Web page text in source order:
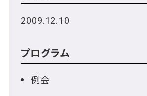
2009.12.10
プログラム
例会